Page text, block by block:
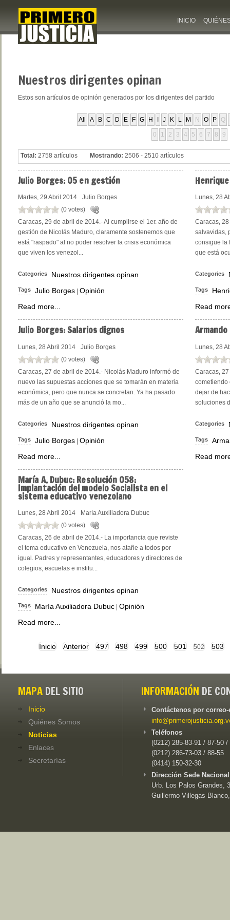
INICIO
Nuestrosdirigentes opinan
Estos son artículos de opinión generados por los dirigentes del partido
All A B C D E F G H J K L M N O P Q
0 1 2 3 4 5 6 7 8 9
Total: 2758 artículos Mostrando: 2506 - 2510 artículos
Julio Borges: 05 en gestión
Martes, 29 Abril 2014
Julio Borges
(0 votes)
Caracas, 29 de abril de 2014.- Al cumplirse el 1er. año de
gestión de Nicolás Maduro, claramente sostenemos que
está "raspado" al no poder resolver la crisis económica
que viven los venezol...
Categories Nuestros dirigentes opinan
Tags Julio Borges Opinión
Read more...
Henrique
Lunes, 28
Caracas,
salvavidas,
consigue la
que está
Categories
Tags
Read
Julio Borges: Salarios dignos
Lunes, 28 Abril 2014
Julio Borges
(0 votes)
Caracas, 27 de abril de 2014.- Nicolás Maduro informó de
nuevo las supuestas acciones que se tomarán en materia
económica, pero que nunca se concretan. Ya ha pasado
más de un año que se anunció la mo...
Categories Nuestros dirigentes opinan
Tags Julio Borges | Opinión
Read more...
Armando
Lunes, 28
Caracas,
cometiendo
dejar de
soluciones
Categories
Tags
Read
MaríaA. Dubuc: Resolución 058:
Implantación del modelo Socialista en el
sistema educativo venezolano
Lunes, 28 Abril 2014
María Auxiliadora Dubuc
(0 votes)
Caracas, 26 de abril de 2014.- La importancia que reviste
el tema educativo en Venezuela, nos atañe a todos por
igual. Padres y representantes, educadores y directores de
colegios, escuelas e institu...
Categories Nuestros dirigentes opinan
Tags María Auxiliadora Dubuc Opinión
Read more...
Inicio Anterior 497 498 499 500 501 502 503
MAPA DEL SITIO
Inicio
Quiénes Somos
Noticias
Enlaces
Secretarías
INFORMACIÓN DE
Contáctenos por
Teléfonos
(0212) 285-83-91 / 87-50 /
(0212) 286-73-03 / 88-55
(0414) 150-32-30
Dirección Sede
Urb. Los Palos Grandes,
Guillermo Villegas